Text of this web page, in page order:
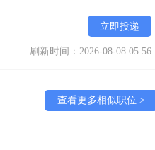
立即投递
刷新时间：2026-08-08 05:56
查看更多相似职位 >